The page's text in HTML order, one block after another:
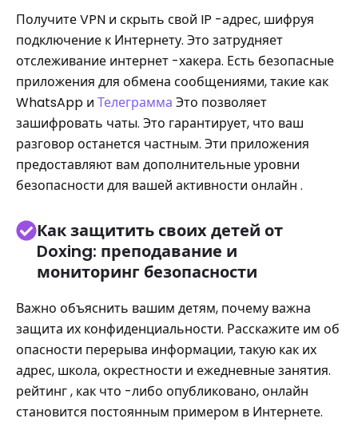
Получите VPN и скрыть свой IP -адрес, шифруя
подключение к Интернету. Это затрудняет
отслеживание интернет -хакера. Есть безопасные
приложения для обмена сообщениями, такие как
WhatsApp и Телеграмма Это позволяет
зашифровать чаты. Это гарантирует, что ваш
разговор останется частным. Эти приложения
предоставляют вам дополнительные уровни
безопасности для вашей активности онлайн .
Как защитить своих детей от
Doxing: преподавание и
мониторинг безопасности
Важно объяснить вашим детям, почему важна
защита их конфиденциальности. Расскажите им об
опасности перерыва информации, такую ​​как их
адрес, школа, окрестности и ежедневные занятия.
рейтинг , как что -либо опубликовано, онлайн
становится постоянным примером в Интернете.